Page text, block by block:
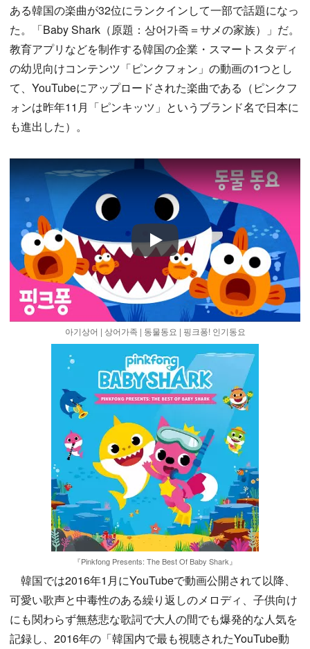
ある韓国の楽曲が32位にランクインして一部で話題になっ
た。「Baby Shark（原題：상어가족＝サメの家族）」だ。
教育アプリなどを制作する韓国の企業・スマートスタディ
の幼児向けコンテンツ「ピンクフォン」の動画の1つとし
て、YouTubeにアップロードされた楽曲である（ピンクフ
ォンは昨年11月「ピンキッツ」というブランド名で日本に
も進出した）。
Play
아기상어 | 상어가족 | 동물동요 | 핑크퐁! 인기동요
『Pinkfong Presents: The Best Of Baby Shark』
韓国では2016年1月にYouTubeで動画公開されて以降、
可愛い歌声と中毒性のある繰り返しのメロディ、子供向け
にも関わらず無慈悲な歌詞で大人の間でも爆発的な人気を
記録し、2016年の「韓国内で最も視聴されたYouTube動